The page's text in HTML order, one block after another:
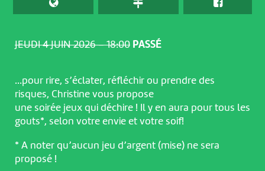
JEUDI 4 JUIN 2026 – 18:00 PASSÉ
…pour rire, s’éclater, réfléchir ou prendre des
risques, Christine vous propose
une soirée jeux qui déchire ! Il y en aura pour tous les
gouts*, selon votre envie et votre soif!
* A noter qu’aucun jeu d’argent (mise) ne sera
proposé !